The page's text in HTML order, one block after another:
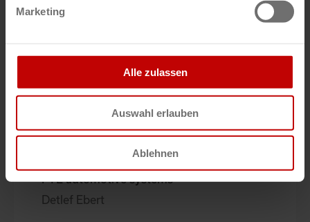
Marketing
Alle zulassen
Auswahl erlauben
Ablehnen
Stahl CraneSystems GmbH
FTE automotive systems
Detlef Ebert